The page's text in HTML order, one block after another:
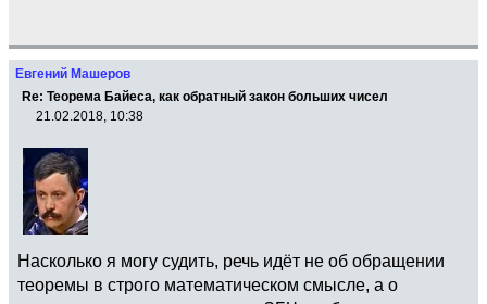
Евгений Машеров
Re: Теорема Байеса, как обратный закон больших чисел
21.02.2018, 10:38
Насколько я могу судить, речь идёт не об обращении
теоремы в строго математическом смысле, а о